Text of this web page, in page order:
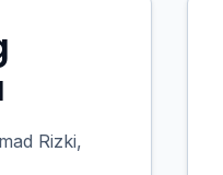
Rizki,